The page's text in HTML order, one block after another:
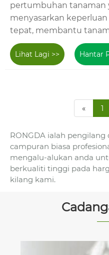
pertumbuhan tanaman
menyasarkan
tepat, membantu
Lihat Lagi >> Hantar
« 1
RONGDA ialah
campuran biasa
mengalu-alukan anda
berkualiti tinggi pada
kilang kami.